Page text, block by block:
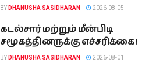
BY DHANUSHA SASIDHARAN 2026-08-05
கடல்சார் மற்றும் மீன்பிடி
சமூகத்தினருக்கு எச்சரிக்கை!
BY DHANUSHA SASIDHARAN 2026-08-01